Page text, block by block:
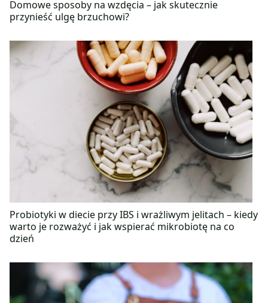
Domowe sposoby na wzdęcia – jak skutecznie
przynieść ulgę brzuchowi?
Probiotyki w diecie przy IBS i wrażliwym jelitach – kiedy
warto je rozważyć i jak wspierać mikrobiotę na co
dzień